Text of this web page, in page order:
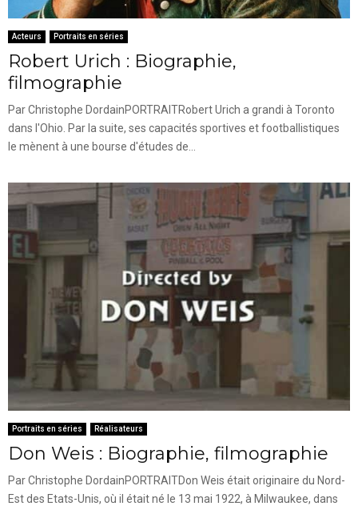
Acteurs Portraits en séries
Robert Urich : Biographie,
filmographie
Par Christophe DordainPORTRAITRobert Urich a grandi à Toronto
dans l'Ohio. Par la suite, ses capacités sportives et footballistiques
le mènent à une bourse d'études de...
Portraits en séries Réalisateurs
Don Weis : Biographie, filmographie
Par Christophe DordainPORTRAITDon Weis était originaire du Nord-
Est des Etats-Unis, où il était né le 13 mai 1922, à Milwaukee, dans